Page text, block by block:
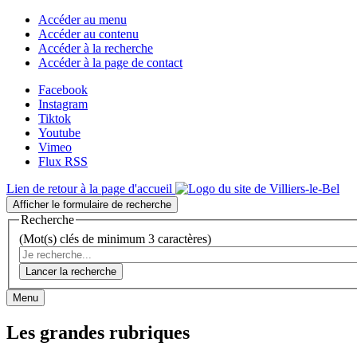
Accéder au menu
Accéder au contenu
Accéder à la recherche
Accéder à la page de contact
Facebook
Instagram
Tiktok
Youtube
Vimeo
Flux RSS
Lien de retour à la page d'accueil
Afficher le formulaire de recherche
Recherche
(Mot(s) clés de minimum 3 caractères)
Lancer la recherche
Menu
Les grandes rubriques